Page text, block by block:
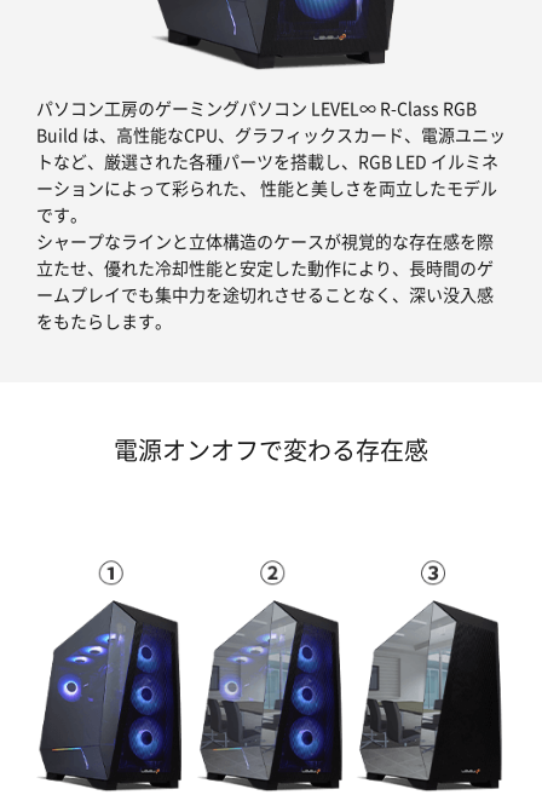
パソコン工房のゲーミングパソコン LEVEL∞ R-Class RGB
Build は、高性能なCPU、グラフィックスカード、電源ユニッ
トなど、厳選された各種パーツを搭載し、RGB LED イルミネ
ーションによって彩られた、 性能と美しさを両立したモデル
です。
シャープなラインと立体構造のケースが視覚的な存在感を際
立たせ、優れた冷却性能と安定した動作により、長時間のゲ
ームプレイでも集中力を途切れさせることなく、深い没入感
をもたらします。
電源オンオフで変わる存在感